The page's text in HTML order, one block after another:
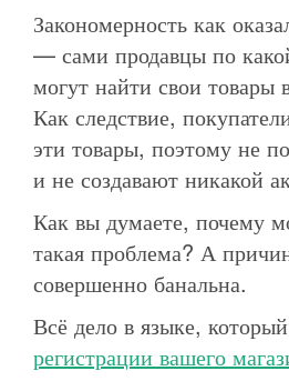
Закономерность как
— сами продавцы по
могут найти свои товары
Как следствие,
эти товары, поэтому не
и не создавают никакой
Как вы думаете, почему
такая проблема? А
совершенно банальна.
Всё дело в языке,
регистрации вашего